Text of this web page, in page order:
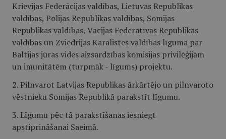
Krievijas Federācijas valdības, Lietuvas Republikas
valdības, Polijas Republikas valdības, Somijas
Republikas valdības, Vācijas Federatīvās Republikas
valdības un Zviedrijas Karalistes valdības līguma par
Baltijas jūras vides aizsardzības komisijas privilēģijām
un imunitātēm (turpmāk - līgums) projektu.
2. Pilnvarot Latvijas Republikas ārkārtējo un pilnvaroto
vēstnieku Somijas Republikā parakstīt līgumu.
3. Līgumu pēc tā parakstīšanas iesniegt
apstiprināšanai Saeimā.